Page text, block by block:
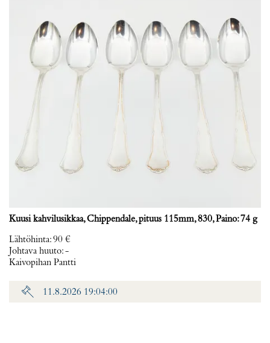
Kuusi kahvilusikkaa, Chippendale, pituus 115mm, 830, Paino: 74 g
Lähtöhinta:90 €
Johtava huuto:-
Kaivopihan Pantti
11.8.2026 19:04:00